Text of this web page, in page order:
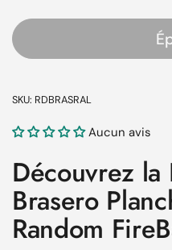
SKU: RDBRASRAL
Aucun avis
Découvrez la
Brasero
Random